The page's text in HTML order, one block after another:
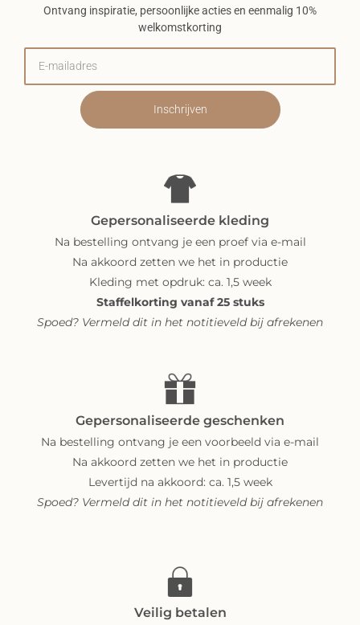
Ontvang inspiratie, persoonlijke acties en eenmalig 10%
welkomstkorting
Inschrijven
Gepersonaliseerde kleding
Na bestelling ontvang je een proef via e-mail
Na akkoord zetten we het in productie
Kleding met opdruk: ca. 1,5 week
Staffelkorting vanaf 25 stuks
Spoed? Vermeld dit in het notitieveld bij afrekenen
Gepersonaliseerde geschenken
Na bestelling ontvang je een voorbeeld via e-mail
Na akkoord zetten we het in productie
Levertijd na akkoord: ca. 1,5 week
Spoed? Vermeld dit in het notitieveld bij afrekenen
Veilig betalen